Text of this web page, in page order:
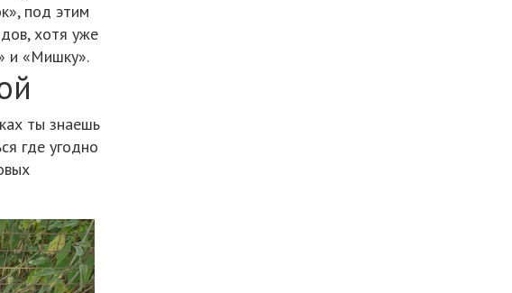
под этим
хотя уже
и «Мишку».
ты знаешь
где угодно